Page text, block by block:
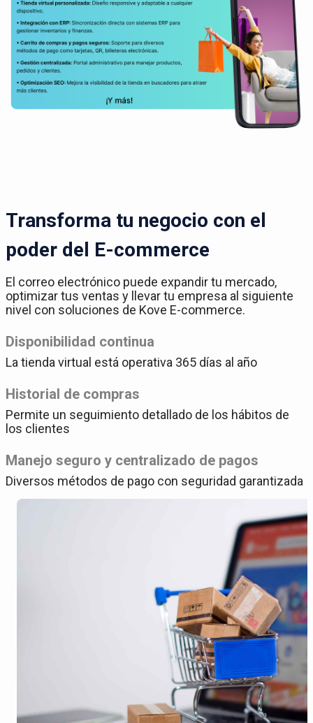
Transforma tu negocio con el
poder del E-commerce
El correo electrónico puede expandir tu mercado,
optimizar tus ventas y llevar tu empresa al siguiente
nivel con soluciones de Kove E-commerce.
Disponibilidad continua
La tienda virtual está operativa 365 días al año
Historial de compras
Permite un seguimiento detallado de los hábitos de
los clientes
Manejo seguro y centralizado de pagos
Diversos métodos de pago con seguridad garantizada